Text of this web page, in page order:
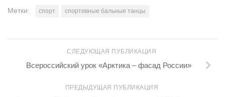
Метки: спорт спортивные бальные танцы
СЛЕДУЮЩАЯ ПУБЛИКАЦИЯ
Всероссийский урок «Арктика – фасад России»
ПРЕДЫДУЩАЯ ПУБЛИКАЦИЯ